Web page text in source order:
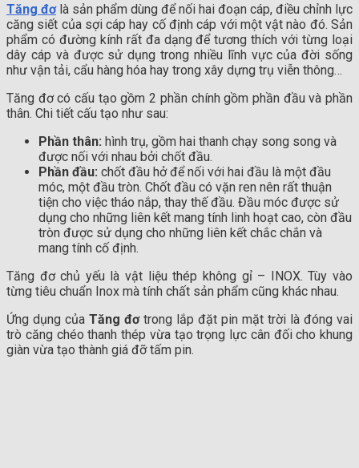
Tăng đơlà sản phẩm dùng để nối hai đoạn cáp, điều chỉnh lực
căng siết của sợi cáp hay cố định cáp với một vật nào đó. Sản
phẩm có đường kính rất đa dạng để tương thích với từng loại
dây cáp và được sử dụng trong nhiều lĩnh vực của đời sống
như vận tải, cẩu hàng hóa hay trong xây dựng trụ viễn thông…
Tăng đơ có cấu tạo gồm 2 phần chính gồm phần đầu và phần
thân. Chi tiết cấu tạo như sau:
Phần thân: hình trụ, gồm hai thanh chạy song song và
được nối với nhau bởi chốt đầu.
Phần đầu: chốt đầu hở để nối với hai đầu là một đầu
móc, một đầu tròn. Chốt đầu có vặn ren nên rất thuận
tiện cho việc tháo nắp, thay thế đầu. Đầu móc được sử
dụng cho những liên kết mang tính linh hoạt cao, còn đầu
tròn được sử dụng cho những liên kết chắc chắn và
mang tính cố định.
Tăng đơ chủ yếu là vật liệu thép không gỉ – INOX. Tùy vào
từng tiêu chuẩn Inox mà tính chất sản phẩm cũng khác nhau.
Ứng dụng của Tăng đơ trong lắp đặt pin mặt trời là đóng vai
trò căng chéo thanh thép vừa tạo trọng lực cân đối cho khung
giàn vừa tạo thành giá đỡ tấm pin.